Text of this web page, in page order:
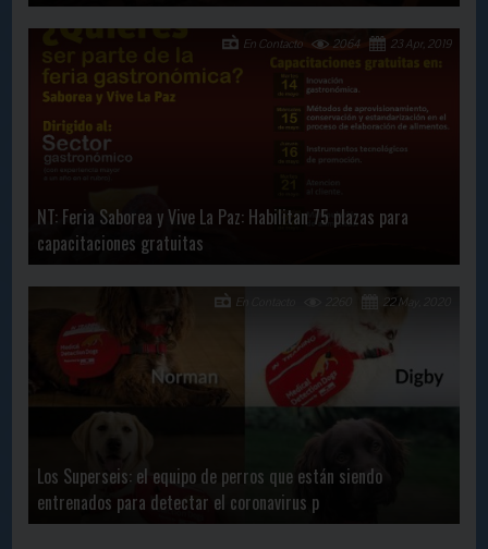
NT: Feria Saborea y Vive La Paz: Habilitan 75 plazas para
capacitaciones gratuitas
23 Apr, 2019
2064
En Contacto
Los Superseis: el equipo de perros que están siendo
entrenados para detectar el coronavirus p
22 May, 2020
En Contacto